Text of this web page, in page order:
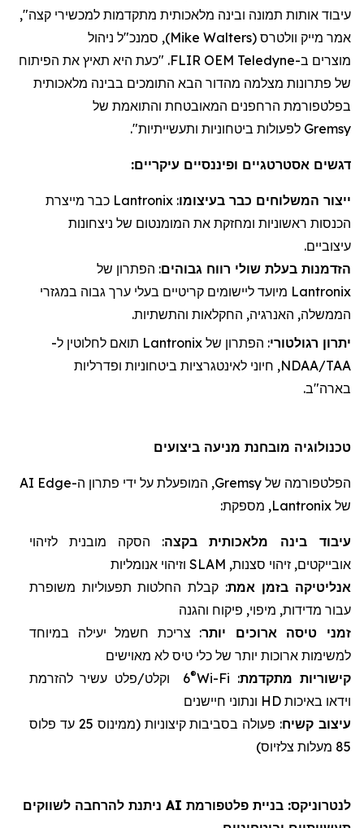
עיבוד אותות תמונה ובינה מלאכותית מתקדמות למכשירי קצה",
אמר מייק וולטרס (
Mike Walters
), סמנכ"ל ניהול
מוצרים ב-Teledyne
FLIR OEM. "כעת היא תאיץ את הפיתוח
של פתרונות מצלמה מהדור הבא התומכים בבינה מלאכותית
בפלטפורמת הרחפנים המאובטחת והתואמת של
Gremsy לפעולות ביטחוניות ותעשייתיות".
דגשים אסטרטגיים ופיננסיים עיקריים:
ייצור המשלוחים כבר בעיצומו:
Lantronix כבר מייצרת
הכנסות ראשוניות ומחזקת את המומנטום של ניצחונות
עיצוביים.
הזדמנות בעלת שולי רווח גבוהים: הפתרון של
Lantronix מיועד ליישומים קריטיים בעלי ערך גבוה במגזרי
הממשלה, האנרגיה, החקלאות והתשתיות.
יתרון רגולטורי: הפתרון של Lantronix תואם לחלוטין ל-
NDAA/TAA, חיוני לאינטגרציות ביטחוניות ופדרליות
בארה"ב.
טכנולוגיה מובחנת מניעה ביצועים
הפלטפורמה של Gremsy, המופעלת על ידי פתרון ה-Edge
AI
של Lantronix, מספקת:
עיבוד בינה מלאכותיתבקצה: הסקה מובנית לזיהוי
אובייקטים, זיהוי סצנות, SLAM וזיהוי אנומליות
אנליטיקה בזמן אמת: קבלת החלטות תפעוליות משופרת
עבור מדידות, מיפוי, פיקוח והגנה
זמני טיסה ארוכים יותר: צריכת חשמל יעילה במיוחד
למשימות ארוכות יותר של כלי טיס לא מאוישים
קישוריות מתקדמת:
Wi-Fi
®
6
וקלט/פלט עשיר להזרמת
וידאו באיכות HD ונתוני חיישנים
עיצוב קשיח: פעולה בסביבות קיצוניות (
ממינוס 25 עד פלוס
85 מעלות צלזיוס)
לנטרוניקס
: בניית פלטפורמת AI ניתנת להרחבה לשווקים